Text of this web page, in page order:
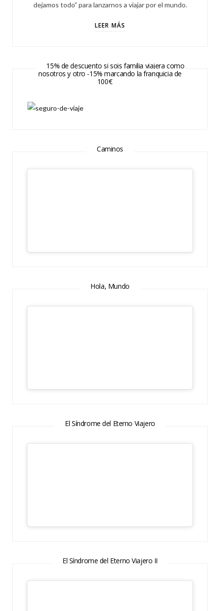
dejamos todo” para lanzarnos a viajar por el mundo.
LEER MÁS
15% de descuento si sois familia viajera como
nosotros y otro -15% marcando la franquicia de
100€
Caminos
Hola, Mundo
El Síndrome del Eterno Viajero
El Síndrome del Eterno Viajero II